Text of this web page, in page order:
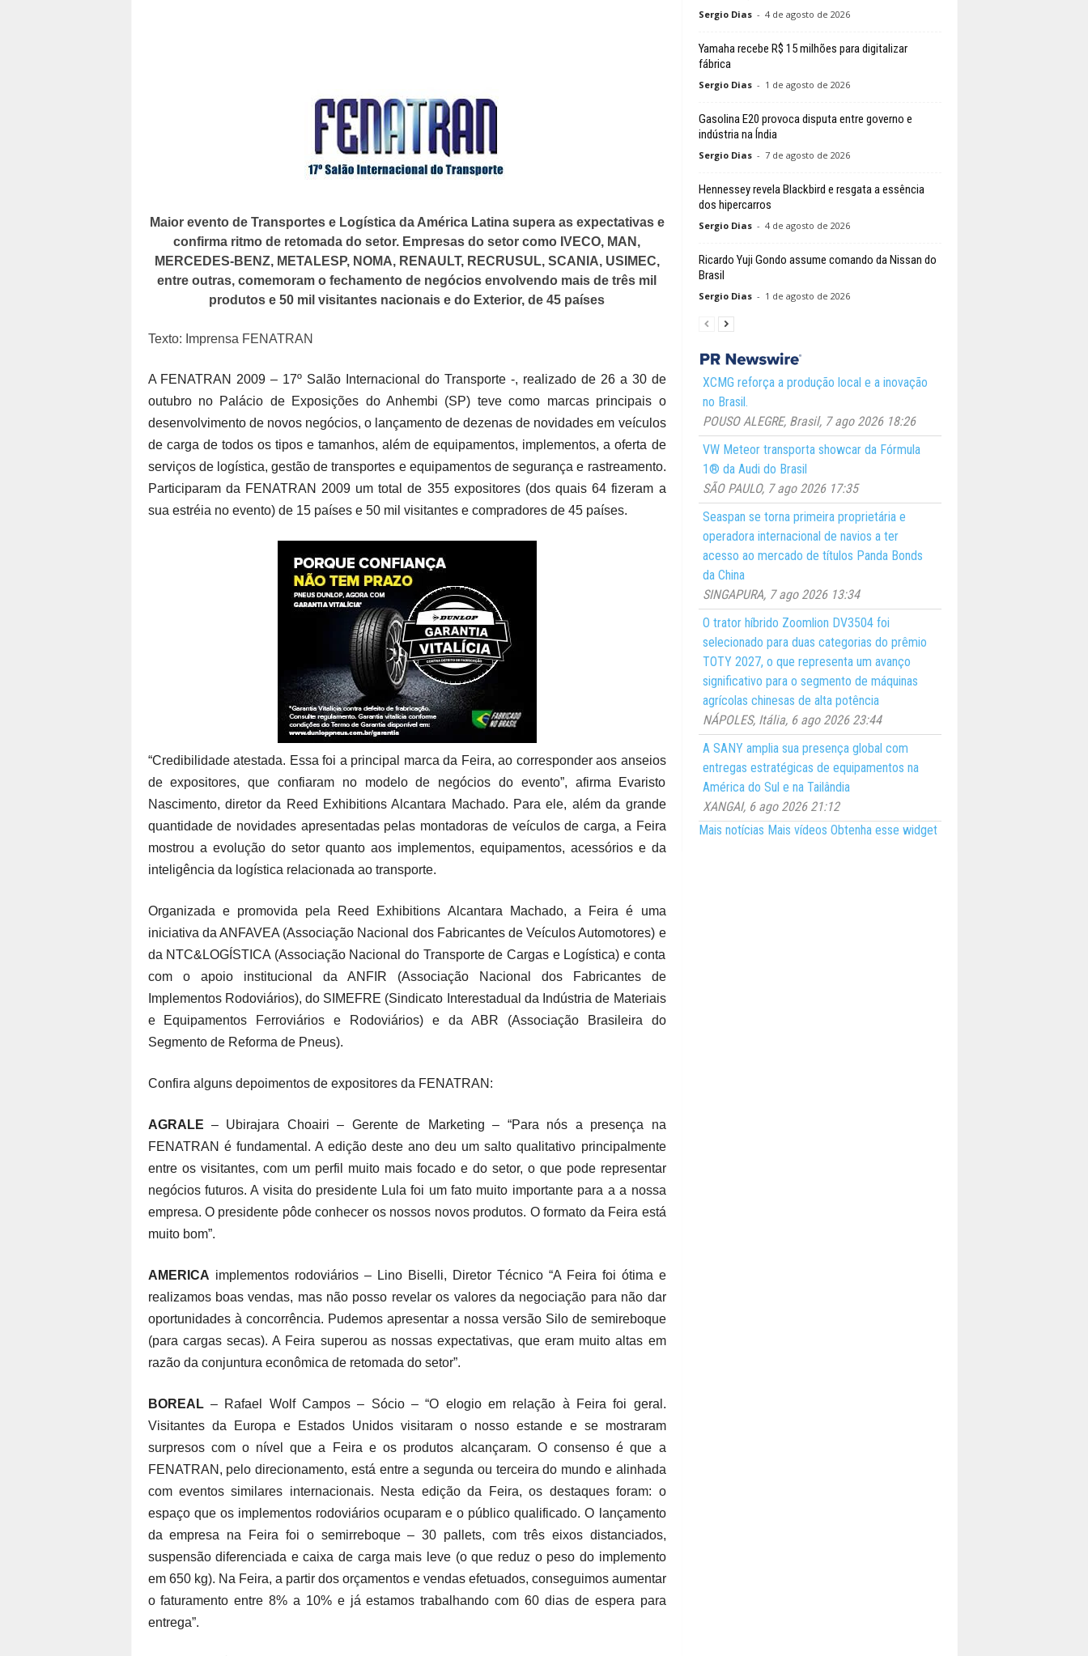
Maior evento de Transportes e Logística da América Latina supera as expectativas e
confirma ritmo de retomada do setor. Empresas do setor como IVECO, MAN,
MERCEDES-BENZ, METALESP, NOMA, RENAULT, RECRUSUL, SCANIA, USIMEC,
entre outras, comemoram o fechamento de negócios envolvendo mais de três mil
produtos e 50 mil visitantes nacionais e do Exterior, de 45 países
Texto: Imprensa FENATRAN
A FENATRAN 2009 – 17º Salão Internacional do Transporte -, realizado de 26 a 30 de
outubro no Palácio de Exposições do Anhembi (SP) teve como marcas principais o
desenvolvimento de novos negócios, o lançamento de dezenas de novidades em veículos
de carga de todos os tipos e tamanhos, além de equipamentos, implementos, a oferta de
serviços de logística, gestão de transportes e equipamentos de segurança e rastreamento.
Participaram da FENATRAN 2009 um total de 355 expositores (dos quais 64 fizeram a
sua estréia no evento) de 15 países e 50 mil visitantes e compradores de 45 países.
“Credibilidade atestada. Essa foi a principal marca da Feira, ao corresponder aos anseios
de expositores, que confiaram no modelo de negócios do evento”, afirma Evaristo
Nascimento, diretor da Reed Exhibitions Alcantara Machado. Para ele, além da grande
quantidade de novidades apresentadas pelas montadoras de veículos de carga, a Feira
mostrou a evolução do setor quanto aos implementos, equipamentos, acessórios e da
inteligência da logística relacionada ao transporte.
Organizada e promovida pela Reed Exhibitions Alcantara Machado, a Feira é uma
iniciativa da ANFAVEA (Associação Nacional dos Fabricantes de Veículos Automotores) e
da NTC&LOGÍSTICA (Associação Nacional do Transporte de Cargas e Logística) e conta
com o apoio institucional da ANFIR (Associação Nacional dos Fabricantes de
Implementos Rodoviários), do SIMEFRE (Sindicato Interestadual da Indústria de Materiais
e Equipamentos Ferroviários e Rodoviários) e da ABR (Associação Brasileira do
Segmento de Reforma de Pneus).
Confira alguns depoimentos de expositores da FENATRAN:
AGRALE – Ubirajara Choairi – Gerente de Marketing – “Para nós a presença na
FENATRAN é fundamental. A edição deste ano deu um salto qualitativo principalmente
entre os visitantes, com um perfil muito mais focado e do setor, o que pode representar
negócios futuros. A visita do presidente Lula foi um fato muito importante para a a nossa
empresa. O presidente pôde conhecer os nossos novos produtos. O formato da Feira está
muito bom”.
AMERICA implementos rodoviários – Lino Biselli, Diretor Técnico “A Feira foi ótima e
realizamos boas vendas, mas não posso revelar os valores da negociação para não dar
oportunidades à concorrência. Pudemos apresentar a nossa versão Silo de semireboque
(para cargas secas). A Feira superou as nossas expectativas, que eram muito altas em
razão da conjuntura econômica de retomada do setor”.
BOREAL– Rafael Wolf Campos – Sócio – “O elogio em relação à Feira foi geral.
Visitantes da Europa e Estados Unidos visitaram o nosso estande e se mostraram
surpresos com o nível que a Feira e os produtos alcançaram. O consenso é que a
FENATRAN, pelo direcionamento, está entre a segunda ou terceira do mundo e alinhada
com eventos similares internacionais. Nesta edição da Feira, os destaques foram: o
espaço que os implementos rodoviários ocuparam e o público qualificado. O lançamento
da empresa na Feira foi o semirreboque – 30 pallets, com três eixos distanciados,
suspensão diferenciada e caixa de carga mais leve (o que reduz o peso do implemento
em 650 kg). Na Feira, a partir dos orçamentos e vendas efetuados, conseguimos aumentar
o faturamento entre 8% a 10% e já estamos trabalhando com 60 dias de espera para
entrega”.
Sergio Dias - 4 de agosto de 2026
Yamaha recebe R$ 15 milhões para digitalizar
fábrica
Sergio Dias - 1 de agosto de 2026
Gasolina E20 provoca disputa entre governo e
indústria na Índia
Sergio Dias - 7 de agosto de 2026
Hennessey revela Blackbird e resgata a essência
dos hipercarros
Sergio Dias - 4 de agosto de 2026
Ricardo Yuji Gondo assume comando da Nissan do
Brasil
Sergio Dias - 1 de agosto de 2026
XCMG reforça a produção local e a inovação
no Brasil.
POUSO ALEGRE, Brasil, 7 ago 2026 18:26
VW Meteor transporta showcar da Fórmula
1® da Audi do Brasil
SÃO PAULO, 7 ago 2026 17:35
Seaspan se torna primeira proprietária e
operadora internacional de navios a ter
acesso ao mercado de títulos Panda Bonds
da China
SINGAPURA, 7 ago 2026 13:34
O trator híbrido Zoomlion DV3504 foi
selecionado para duas categorias do prêmio
TOTY 2027, o que representa um avanço
significativo para o segmento de máquinas
agrícolas chinesas de alta potência
NÁPOLES, Itália, 6 ago 2026 23:44
A SANY amplia sua presença global com
entregas estratégicas de equipamentos na
América do Sul e na Tailândia
XANGAI, 6 ago 2026 21:12
Mais notícias Mais vídeos Obtenha esse widget